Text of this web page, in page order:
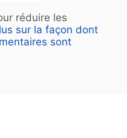
réduire les
sur la façon dont
sont